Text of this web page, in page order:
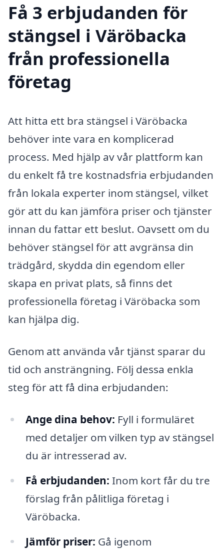
Få 3 erbjudanden för
stängsel i Väröbacka
från professionella
företag
Att hitta ett bra stängsel i Väröbacka
behöver inte vara en komplicerad
process. Med hjälp av vår plattform kan
du enkelt få tre kostnadsfria erbjudanden
från lokala experter inom stängsel, vilket
gör att du kan jämföra priser och tjänster
innan du fattar ett beslut. Oavsett om du
behöver stängsel för att avgränsa din
trädgård, skydda din egendom eller
skapa en privat plats, så finns det
professionella företag i Väröbacka som
kan hjälpa dig.
Genom att använda vår tjänst sparar du
tid och ansträngning. Följ dessa enkla
steg för att få dina erbjudanden:
Ange dina behov: Fyll i formuläret
med detaljer om vilken typ av stängsel
du är intresserad av.
Få erbjudanden: Inom kort får du tre
förslag från pålitliga företag i
Väröbacka.
Jämför priser: Gå igenom